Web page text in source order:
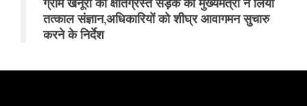
तत्काल संज्ञान,अधिकारियों को शीघ्र आवागमन सुचारु
करने के निर्देश